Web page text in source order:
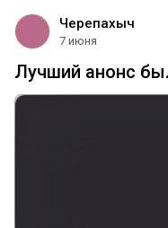
Черепахыч
7 июня
Лучший анонс